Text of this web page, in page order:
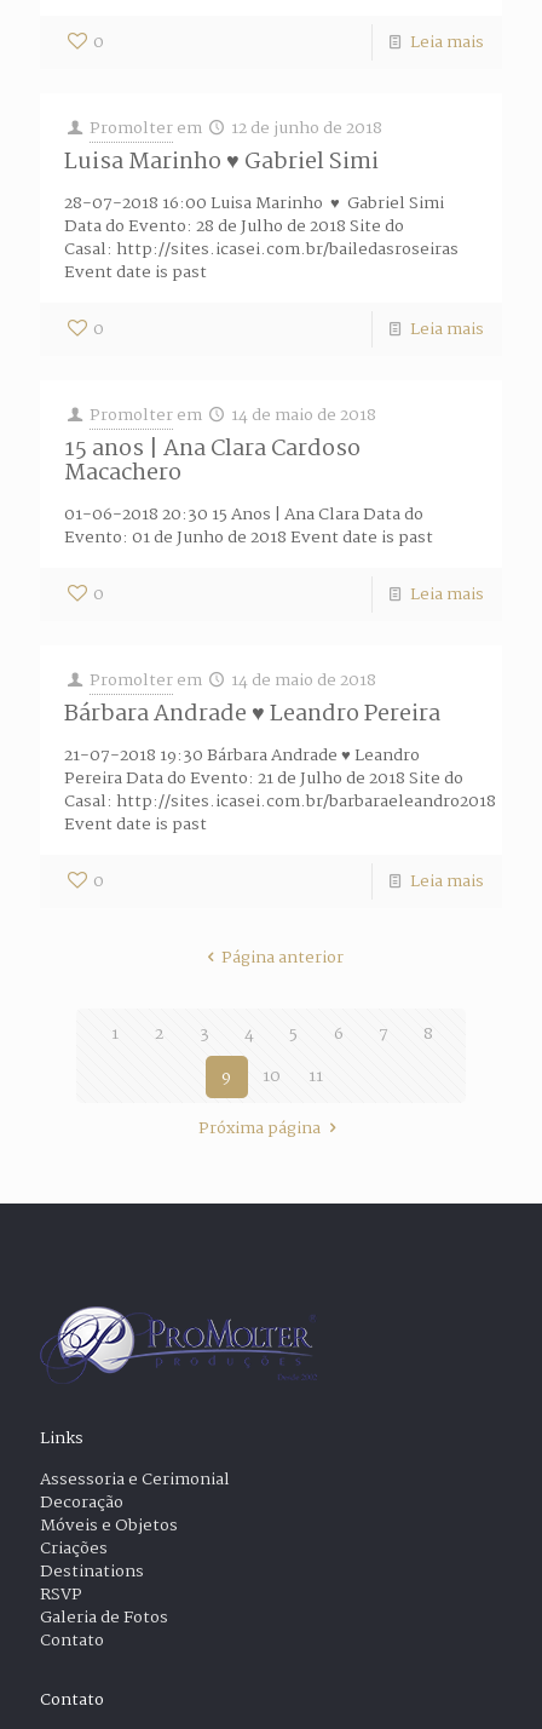
0 Leia mais
Promolterem 12 de junho de 2018
Luisa Marinho ♥ Gabriel Simi
28-07-2018 16:00 Luisa Marinho ♥ Gabriel Simi
Data do Evento: 28 de Julho de 2018 Site do
Casal: http://sites.icasei.com.br/bailedasroseiras
Event date is past
0 Leia mais
Promolterem 14 de maio de 2018
15 anos | Ana Clara Cardoso
Macachero
01-06-2018 20:30 15 Anos | Ana Clara Data do
Evento: 01 de Junho de 2018 Event date is past
0 Leia mais
Promolterem 14 de maio de 2018
Bárbara Andrade ♥ Leandro Pereira
21-07-2018 19:30 Bárbara Andrade ♥ Leandro
Pereira Data do Evento: 21 de Julho de 2018 Site do
Casal: http://sites.icasei.com.br/barbaraeleandro2018
Event date is past
0 Leia mais
Página anterior
1 2 3 4 5 6 7
8
9
10
11
Próxima página
Links
Assessoria e Cerimonial
Decoração
Móveis e Objetos
Criações
Destinations
RSVP
Galeria de Fotos
Contato
Contato